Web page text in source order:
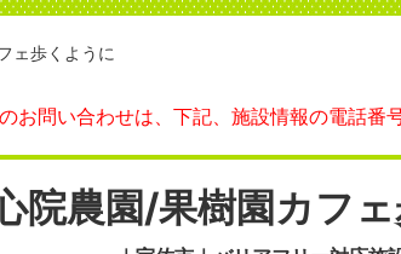
ェ歩くように
お問い合わせは、下記、施設情報の電話番
院農園/果樹園カフ